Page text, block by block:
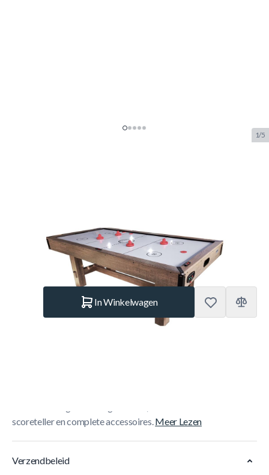
1/5
TT.AC0063 Merk:TopTable
Op voorraad
In Winkelwagen
scoreteller en complete accessoires.Meer Lezen
Verzendbeleid